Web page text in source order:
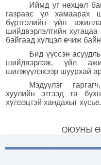
Иймд уг нөхцөл
газраас үл хамаарах
бүртгэлийн үйл
шийдвэрлэлтийн хугацаа
байгаад хүлцэл өчиж
Бид үүссэн
шийдвэрлэж, үйл
шилжүүлэхээр шуурхай
Мэдүүлэг
хуулийн этгээд та
хүлээцтэй хандахыг хүсье.
ОЮУНЫ